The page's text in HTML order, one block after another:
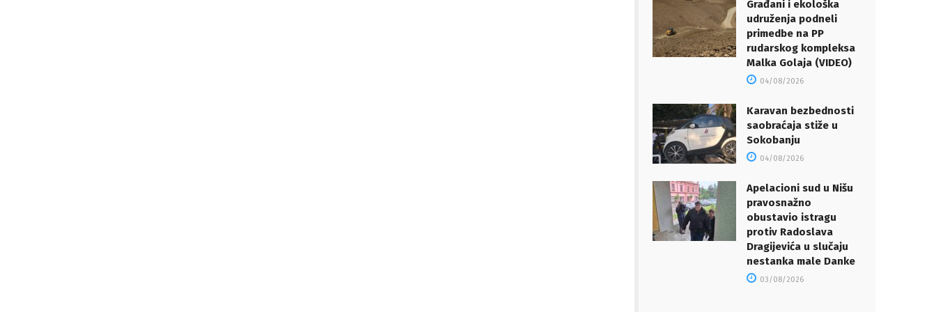
Građani i ekološka
udruženja podneli
primedbe na PP
rudarskog kompleksa
Malka Golaja (VIDEO)
04/08/2026
Karavan bezbednosti
saobraćaja stiže u
Sokobanju
04/08/2026
Apelacioni sud u Nišu
pravosnažno
obustavio istragu
protiv Radoslava
Dragijevića u slučaju
nestanka male Danke
03/08/2026